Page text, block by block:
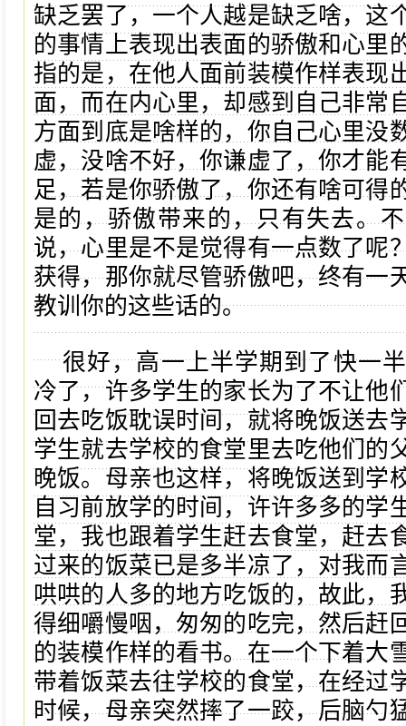
缺乏罢了，一个人越是缺乏啥，这
的事情上表现出表面的骄傲和心里
指的是，在他人面前装模作样表现
面，而在内心里，却感到自己非常
方面到底是啥样的，你自己心里没
虚，没啥不好，你谦虚了，你才能
足，若是你骄傲了，你还有啥可得
是的，骄傲带来的，只有失去。
说，心里是不是觉得有一点数了呢
获得，那你就尽管骄傲吧，终有一
教训你的这些话的。
很好，高一上半学期到了快一
冷了，许多学生的家长为了不让他
回去吃饭耽误时间，就将晚饭送去
学生就去学校的食堂里去吃他们的
晚饭。母亲也这样，将晚饭送到学
自习前放学的时间，许许多多的学
堂，我也跟着学生赶去食堂，赶去
过来的饭菜已是多半凉了，对我而
哄哄的人多的地方吃饭的，故此，
得细嚼慢咽，匆匆的吃完，然后赶
的装模作样的看书。在一个下着大
带着饭菜去往学校的食堂，在经过
时候，母亲突然摔了一跤，后脑勺